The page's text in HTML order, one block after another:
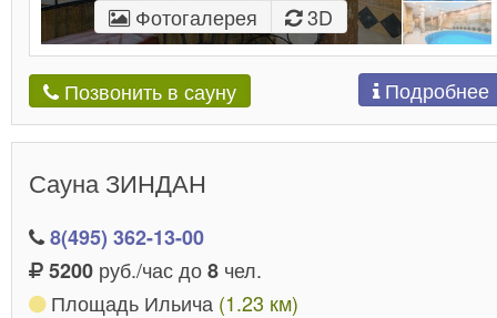
Фотогалерея 3D
Позвонить в сауну Подробнее
Сауна ЗИНДАН
8(495) 362-13-00
5200 руб./час до8 чел.
Площадь Ильича (1.23 км)